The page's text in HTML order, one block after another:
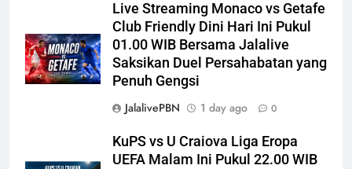
Live Streaming Monaco vs Getafe
Club Friendly Dini Hari Ini Pukul
01.00 WIB Bersama Jalalive
Saksikan Duel Persahabatan yang
Penuh Gengsi
JalalivePBN
1 day ago 0
KuPS vs U Craiova Liga Eropa
UEFA Malam Ini Pukul 22.00 WIB